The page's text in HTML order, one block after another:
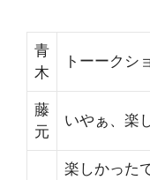
青
木
トーークシ
藤
元
いやぁ、楽
楽しかった